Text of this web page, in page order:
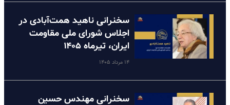
سخنرانی ناهید همت‌آبادی در
اجلاس شورای ملی مقاومت
ایران، تیرماه ۱۴۰۵
۱۴ مرداد ۱۴۰۵
سخنرانی مهندس حسین